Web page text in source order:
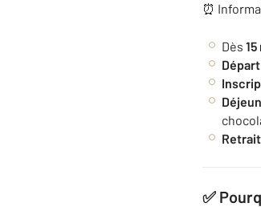
⏰
Dès
✅